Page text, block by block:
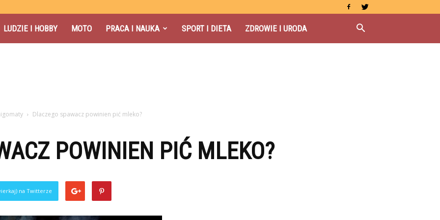
LUDZIE I HOBBY MOTO PRACA I NAUKA SPORT I DIETA ZDROWIE I URODA
Dlaczego spawacz powinien pić mleko?
POWINIEN PIĆ MLEKO?
na Twitterze